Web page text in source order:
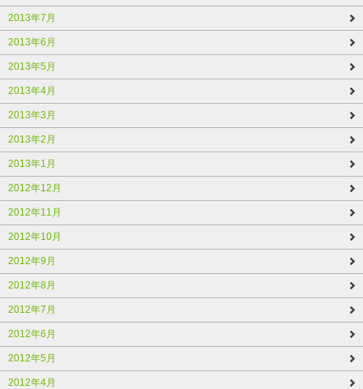
2013年7月
2013年6月
2013年5月
2013年4月
2013年3月
2013年2月
2013年1月
2012年12月
2012年11月
2012年10月
2012年9月
2012年8月
2012年7月
2012年6月
2012年5月
2012年4月